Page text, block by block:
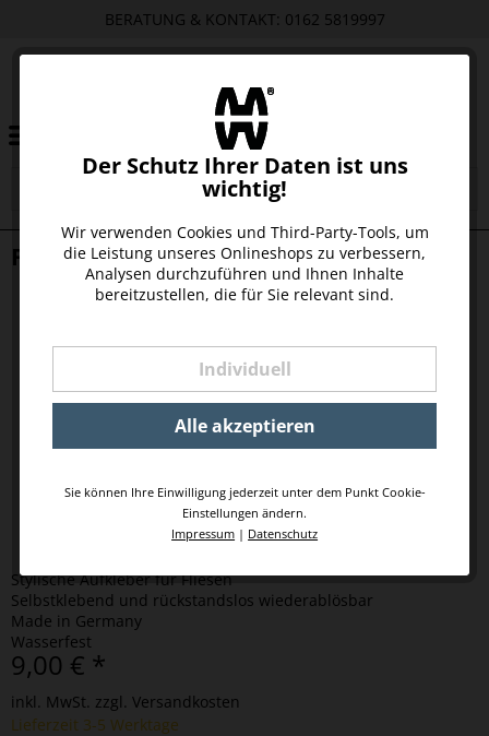
BERATUNG & KONTAKT: 0162 5819997
Der Schutz Ihrer Daten ist uns
wichtig!
Wir verwenden Cookies und Third-Party-Tools, um
die Leistung unseres Onlineshops zu verbessern,
Analysen durchzuführen und Ihnen Inhalte
bereitzustellen, die für Sie relevant sind.
Individuell
Alle akzeptieren
Sie können Ihre Einwilligung jederzeit unter dem Punkt Cookie-
Einstellungen ändern.
Impressum | Datenschutz
FIEN FLIESENAUFKLEBER
Stylische Aufkleber für Fliesen
Selbstklebend und rückstandslos wiederablösbar
Made in Germany
Wasserfest
9,00 € *
inkl. MwSt. zzgl. Versandkosten
Lieferzeit 3-5 Werktage